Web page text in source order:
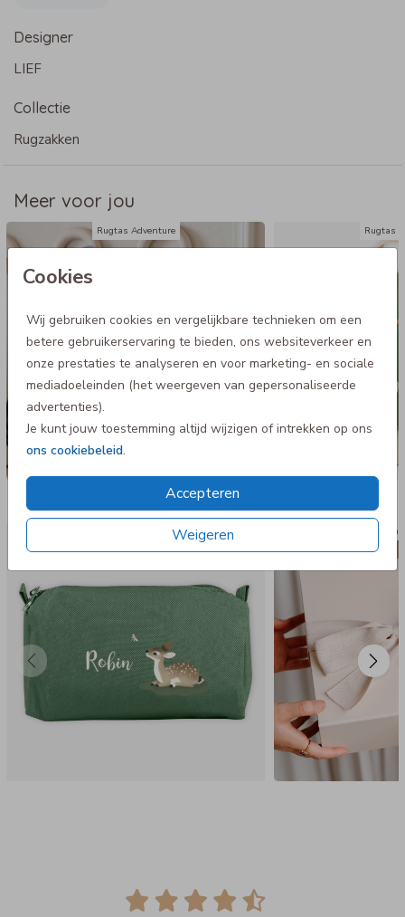
Cookies
Wij gebruiken cookies en vergelijkbare technieken om een
betere gebruikerservaring te bieden, ons websiteverkeer en
onze prestaties te analyseren en voor marketing- en sociale
mediadoeleinden (het weergeven van gepersonaliseerde
advertenties).
Je kunt jouw toestemming altijd wijzigen of intrekken op ons
ons cookiebeleid.
Accepteren
Weigeren
Specificaties Adventure rugzak
- Merk: Bulbby
- Afmetingen: 22 x 24 x 10 cm
aan de zijkant
- 600 D materiaal
Designer
LIEF
Collectie
Rugzakken
Meer voor jou
Rugtas Adventure Rugtas
Nog meer in deze stijl
Luxe